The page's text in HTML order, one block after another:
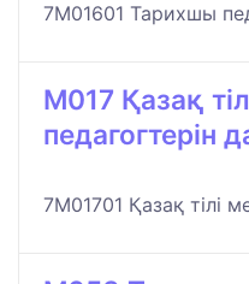
7M01601 Тарихшы
M017 Қазақ
педагогтерін
7M01701 Қазақ тілі